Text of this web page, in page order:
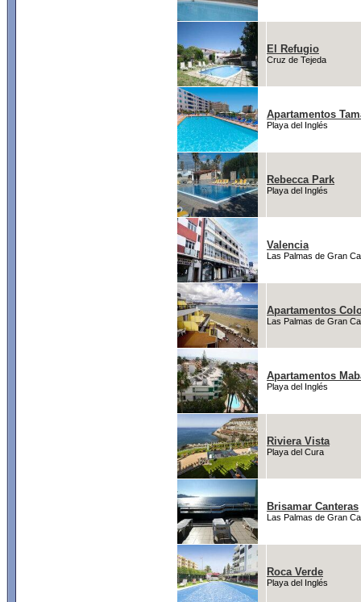
El Refugio
Cruz de Tejeda
Apartamentos
Playa del Inglés
Rebecca Park
Playa del Inglés
Valencia
Las Palmas de Gran
Apartamentos
Las Palmas de Gran
Apartamentos
Playa del Inglés
Riviera Vista
Playa del Cura
Brisamar Canteras
Las Palmas de Gran
Roca Verde
Playa del Inglés